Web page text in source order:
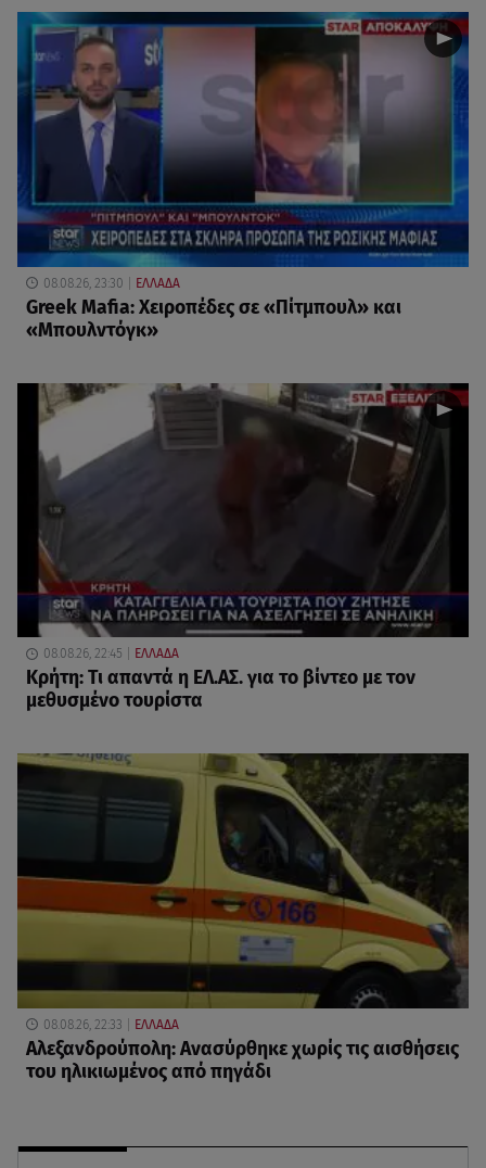
08.08.26, 23:30 ΕΛΛΑΔΑ
Greek Mafia: Χειροπέδες σε «Πίτμπουλ» και
«Μπουλντόγκ»
08.08.26, 22:45 ΕΛΛΑΔΑ
Κρήτη: Τι απαντά η ΕΛ.ΑΣ. για το βίντεο με τον
μεθυσμένο τουρίστα
08.08.26, 22:33 ΕΛΛΑΔΑ
Αλεξανδρούπολη: Ανασύρθηκε χωρίς τις αισθήσεις
του ηλικιωμένος από πηγάδι